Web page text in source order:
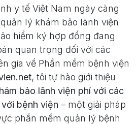
y tế Việt Nam ngày càng
lý khám bảo lãnh viện
hiểm ký hợp đồng đang
quan trọng đối với các
gia về Phần mềm bệnh viện
, tôi tự hào giới thiệu
bảo lãnh viện phí với các
bệnh viện – một giải pháp
phần mềm quản lý bệnh